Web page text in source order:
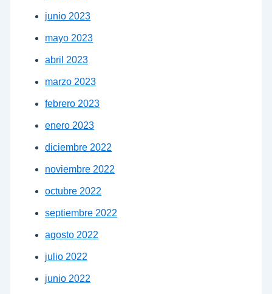
junio 2023
mayo 2023
abril 2023
marzo 2023
febrero 2023
enero 2023
diciembre 2022
noviembre 2022
octubre 2022
septiembre 2022
agosto 2022
julio 2022
junio 2022